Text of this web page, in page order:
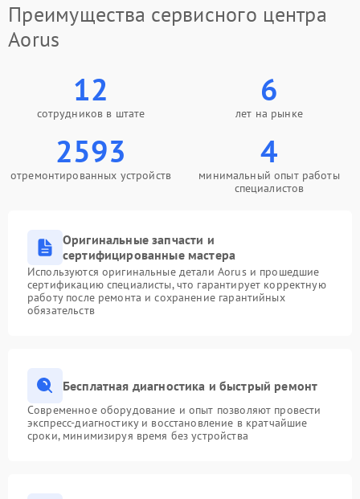
Преимущества сервисного центра
Aorus
12
сотрудников в штате
6
лет на рынке
2593
отремонтированных устройств
4
минимальный опыт работы
специалистов
Оригинальные запчасти и
сертифицированные мастера
Используются оригинальные детали Aorus и прошедшие
сертификацию специалисты, что гарантирует корректную
работу после ремонта и сохранение гарантийных
обязательств
Бесплатная диагностика и быстрый ремонт
Современное оборудование и опыт позволяют провести
экспресс-диагностику и восстановление в кратчайшие
сроки, минимизируя время без устройства